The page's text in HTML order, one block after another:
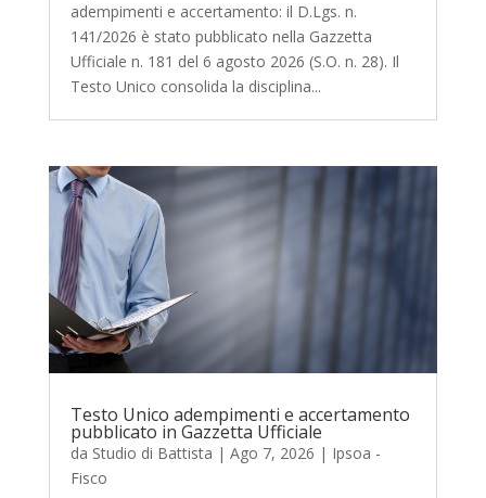
adempimenti e accertamento: il D.Lgs. n.
141/2026 è stato pubblicato nella Gazzetta
Ufficiale n. 181 del 6 agosto 2026 (S.O. n. 28). Il
Testo Unico consolida la disciplina...
Testo Unico adempimenti e accertamento
pubblicato in Gazzetta Ufficiale
da Studio di Battista | Ago 7, 2026 | Ipsoa -
Fisco